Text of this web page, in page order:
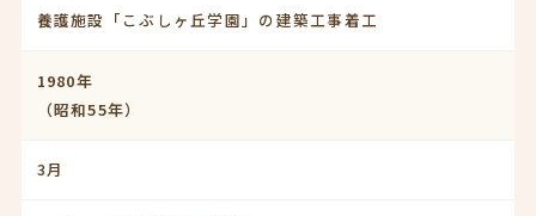
養護施設「こぶしヶ丘学園」の建築工事着工
1980年
（昭和55年）
3月